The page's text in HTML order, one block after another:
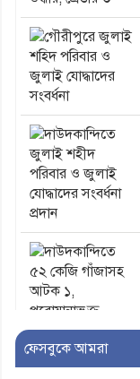
ফেসবুকে আমরা